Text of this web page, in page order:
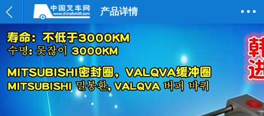
产品详情